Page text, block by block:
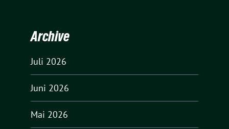
Archive
Juli 2026
Juni 2026
Mai 2026